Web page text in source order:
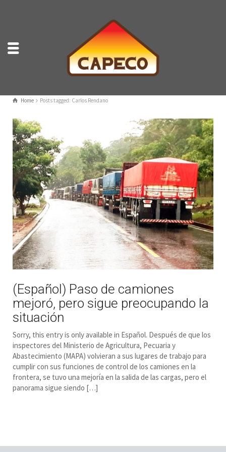
Home Posts tagged: Carlos Rendano
(Español) Paso de camiones
mejoró, pero sigue preocupando la
situación
Sorry, this entry is only available in Español. Después de que los
inspectores del Ministerio de Agricultura, Pecuaria y
Abastecimiento (MAPA) volvieran a sus lugares de trabajo para
cumplir con sus funciones de control de los camiones en la
frontera, se tuvo una mejoría en la salida de las cargas, pero el
panorama sigue siendo […]